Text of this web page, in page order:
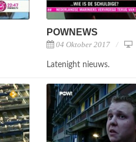
POWNEWS
04 Oktober 2017
Latenight nieuws.